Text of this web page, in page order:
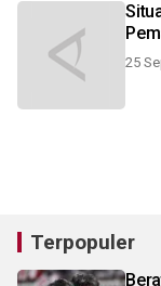
25
Terpopuler